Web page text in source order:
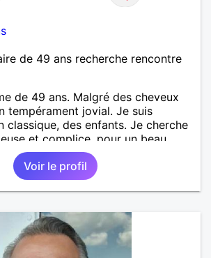
de 49 ans recherche rencontre
de 49 ans. Malgré des cheveux
tempérament jovial. Je suis
classique, des enfants. Je cherche
et complice, pour un beau
Voir le profil